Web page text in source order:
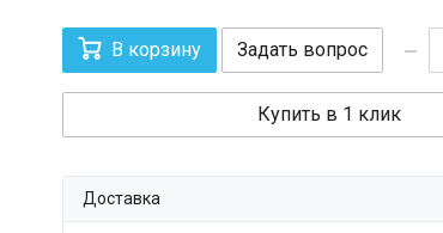
В корзину Задать вопрос
Купить в 1 клик
Доставка